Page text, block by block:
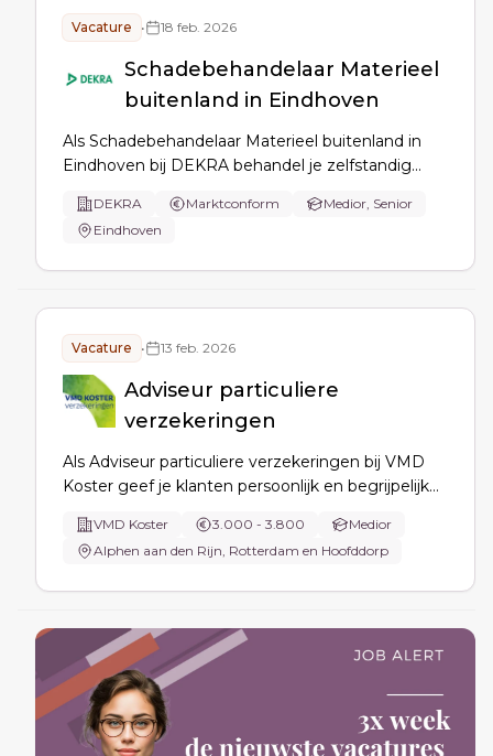
Vacature • 18 feb. 2026
Schadebehandelaar Materieel
buitenland in Eindhoven
Als Schadebehandelaar Materieel buitenland in
Eindhoven bij DEKRA behandel je zelfstandig
Kaart/4e WAM), beheer je dossiers van opening
tot sluiting, beoordeel je aansprakelijkheid en
DEKRA Marktconform
Medior, Senior
Eindhoven
Vacature • 13 feb. 2026
Adviseur particuliere
verzekeringen
Als Adviseur particuliere verzekeringen bij VMD
Koster geef je klanten persoonlijk en begrijpelijk
verzekeringsoplossingen en blijf je het vaste
aanspreekpunt om verzekeringen doorlopend
VMD Koster 3.000 - 3.800
Medior
Alphen aan den Rijn, Rotterdam en Hoofddorp